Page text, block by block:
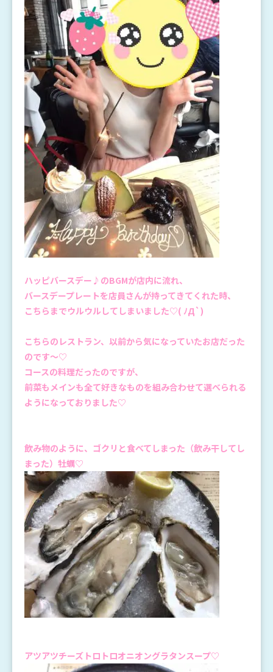
ハッピバースデー♪のBGMが店内に流れ、
バースデープレートを店員さんが持ってきてくれた時、
こちらまでウルウルしてしまいました♡( ﾉД`)
こちらのレストラン、以前から気になっていたお店だった
のです～♡
コースの料理だったのですが、
前菜もメインも全て好きなものを組み合わせて選べられる
ようになっておりました♡
飲み物のように、ゴクリと食べてしまった（飲み干してし
まった）牡蠣♡
アツアツチーズトロトロオニオングラタンスープ♡